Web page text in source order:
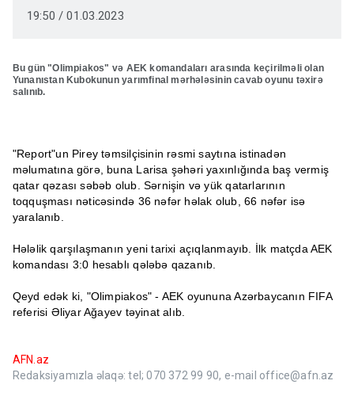
19:50 / 01.03.2023
Bu gün "Olimpiakos" və AEK komandaları arasında keçirilməli olan
Yunanıstan Kubokunun yarımfinal mərhələsinin cavab oyunu təxirə
salınıb.
"Report"un Pirey təmsilçisinin rəsmi saytına istinadən
məlumatına görə, buna Larisa şəhəri yaxınlığında baş vermiş
qatar qəzası səbəb olub. Sərnişin və yük qatarlarının
toqquşması nəticəsində 36 nəfər həlak olub, 66 nəfər isə
yaralanıb.
Hələlik qarşılaşmanın yeni tarixi açıqlanmayıb. İlk matçda AEK
komandası 3:0 hesablı qələbə qazanıb.
Qeyd edək ki, "Olimpiakos" - AEK oyununa Azərbaycanın FIFA
referisi Əliyar Ağayev təyinat alıb.
AFN.az
Redaksiyamızla əlaqə: tel; 070 372 99 90, e-mail office@afn.az